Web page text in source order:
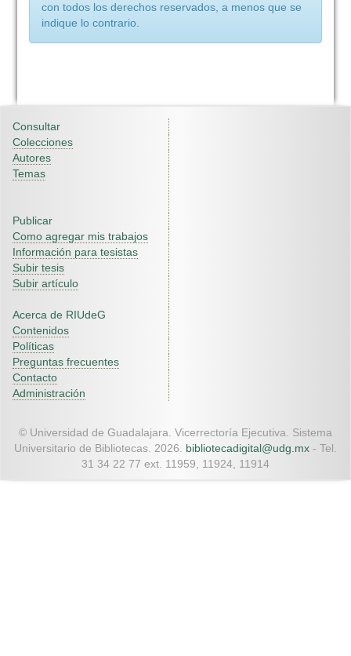
con todos los derechos reservados, a menos que se
indique lo contrario.
Consultar
Colecciones
Autores
Temas
Publicar
Como agregar mis trabajos
Información para tesistas
Subir tesis
Subir artículo
Acerca de RIUdeG
Contenidos
Políticas
Preguntas frecuentes
Contacto
Administración
© Universidad de Guadalajara. Vicerrectoría Ejecutiva. Sistema
Universitario de Bibliotecas. 2026. bibliotecadigital@udg.mx - Tel.
31 34 22 77 ext. 11959, 11924, 11914